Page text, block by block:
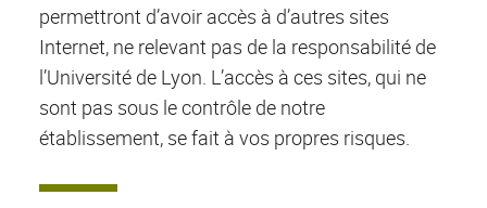
permettront d’avoir accès à d’autres sites
Internet, ne relevant pas de la responsabilité de
l’Université de Lyon. L’accès à ces sites, qui ne
sont pas sous le contrôle de notre
établissement, se fait à vos propres risques.